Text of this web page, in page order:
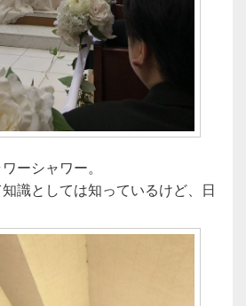
ーシャワー。
識としては知っているけど、日